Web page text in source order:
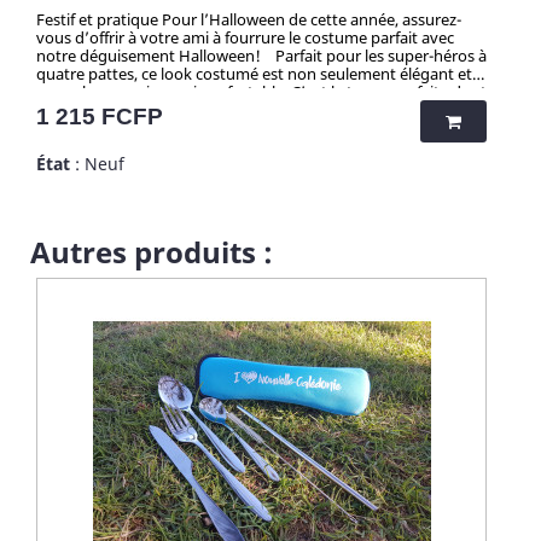
Festif et pratique Pour l’Halloween de cette année, assurez-
vous d’offrir à votre ami à fourrure le costume parfait avec
notre déguisement Halloween! Parfait pour les super-héros à
quatre pattes, ce look costumé est non seulement élégant et
accrocheur, mais aussi confortable. C’est la tenue parfaite dont
votre compagnon a besoin pour faire l’envie d’Halloween ! Il
se met et s’enlève facilement, ce qui est idéal pour les fêtes ou
la chasse aux sorcières. Attention ! Quantité très limitée pour
tous mes produits. N'hésitez pas longtemps avant de vous
Prix
1 215 FCFP
État : Neuf
Autres produits :